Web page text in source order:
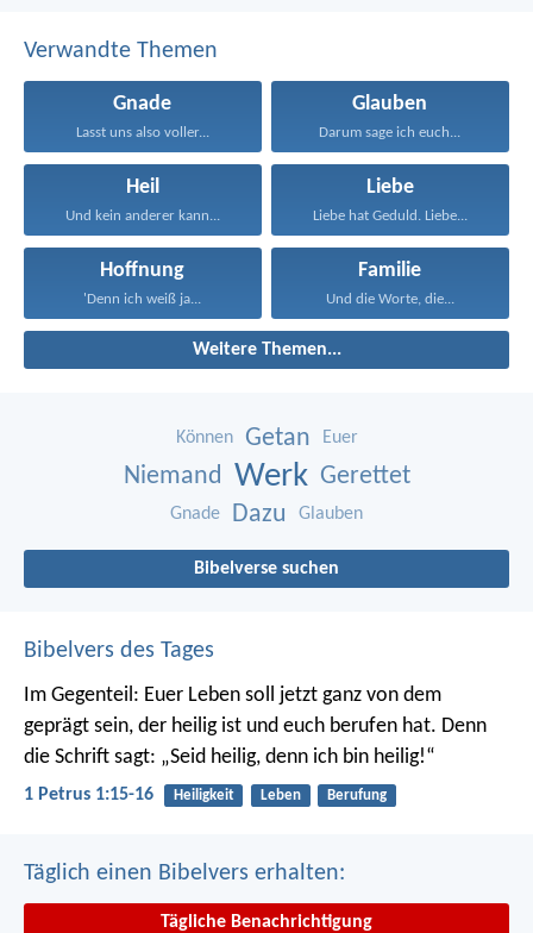
Verwandte Themen
Gnade
Lasst uns also voller...
Glauben
Darum sage ich euch...
Heil
Und kein anderer kann...
Liebe
Liebe hat Geduld. Liebe...
Hoffnung
'Denn ich weiß ja...
Familie
Und die Worte, die...
Weitere Themen...
Können Getan Euer
Niemand Werk Gerettet
Gnade Dazu Glauben
Bibelverse suchen
Bibelvers des Tages
Im Gegenteil: Euer Leben soll jetzt ganz von dem
geprägt sein, der heilig ist und euch berufen hat. Denn
die Schrift sagt: „Seid heilig, denn ich bin heilig!“
1 Petrus 1:15-16 Heiligkeit Leben Berufung
Täglich einen Bibelvers erhalten:
Tägliche Benachrichtigung